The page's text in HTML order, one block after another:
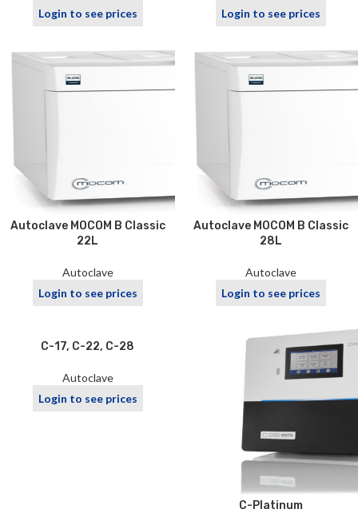
Login to see prices
Login to see prices
Autoclave MOCOM B Classic
22L
Autoclave
Login to see prices
Autoclave MOCOM B Classic
28L
Autoclave
Login to see prices
C-17, C-22, C-28
Autoclave
Login to see prices
C-Platinum